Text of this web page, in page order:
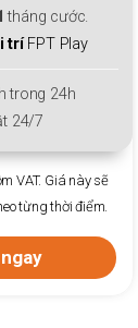
Play
này sẽ
thời điểm.